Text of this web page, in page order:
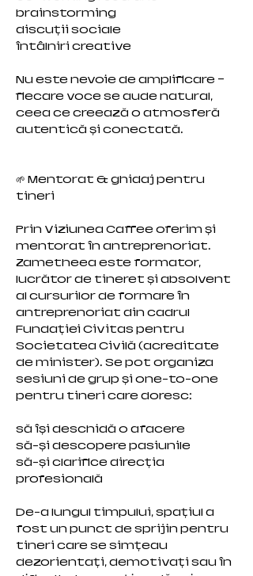
brainstorming
discuții sociale
întâlniri creative
Nu este nevoie de amplificare —
fiecare voce se aude natural,
ceea ce creează o atmosferă
autentică și conectată.
🌱 Mentorat & ghidaj pentru
tineri
Prin Viziunea Caffee oferim și
mentorat în antreprenoriat.
Zametheea este formator,
lucrător de tineret și absolvent
al cursurilor de formare în
antreprenoriat din cadrul
Fundației Civitas pentru
Societatea Civilă (acreditate
de minister). Se pot organiza
sesiuni de grup și one-to-one
pentru tineri care doresc:
să își deschidă o afacere
să-și descopere pasiunile
să-și clarifice direcția
profesională
De-a lungul timpului, spațiul a
fost un punct de sprijin pentru
tineri care se simțeau
dezorientați, demotivați sau în